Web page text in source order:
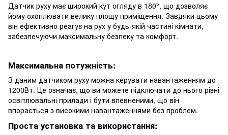
Датчик руху має широкий кут огляду в 180°, що дозволяє
йому охоплювати велику площу приміщення. Завдяки цьому
він ефективно реагує на рух у будь-якій частині кімнати,
забезпечуючи максимальну безпеку та комфорт.
Максимальна потужність:
З даним датчиком руху можна керувати навантаженням до
1200Вт. Це означає, що ви можете підключати до нього різні
освітлювальні прилади і бути впевненими, що він
впорається з високими навантаженнями без проблем.
Проста установка та використання: